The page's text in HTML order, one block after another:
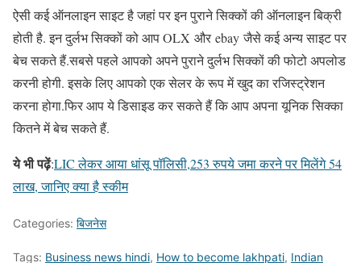
ऐसी कई ऑनलाइन साइट है जहां पर इन पुराने सिक्कों की ऑनलाइन बिक्री
होती है. इन दुर्लभ सिक्कों को आप OLX और ebay जैसे कई अन्य साइट पर
बेच सकते हैं.सबसे पहले आपको अपने पुराने दुर्लभ सिक्कों की फोटो अपलोड
करनी होगी. इसके लिए आपको एक सेलर के रूप में खुद का रजिस्ट्रेशन
करना होगा.फिर आप ये डिसाइड कर सकते हैं कि आप अपना यूनिक सिक्का
कितने में बेच सकते हैं.
ये भी पढ़ें:LIC लेकर आया धांसू पॉलिसी,253 रुपये जमा करने पर मिलेंगे 54
लाख, जानिए क्या है स्कीम
Categories: बिजनेस
Tags: Business news hindi, How to become lakhpati, Indian